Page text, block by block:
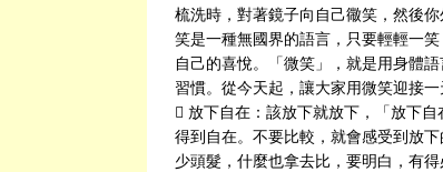
梳洗時，對著鏡子向自己幑笑，然後
笑是一種無國界的語言，只要輕輕一
自己的喜悅。「微笑」，就是用身體
習慣。從今天起，讓大家用微笑迎接
 放下自在：該放下就放下，「放下
得到自在。不要比較，就會感受到放
少頭髮，什麼也拿去比，要明白，有